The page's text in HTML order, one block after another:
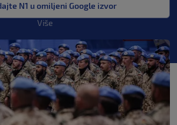
N1 u omiljeni Google izvor
Više